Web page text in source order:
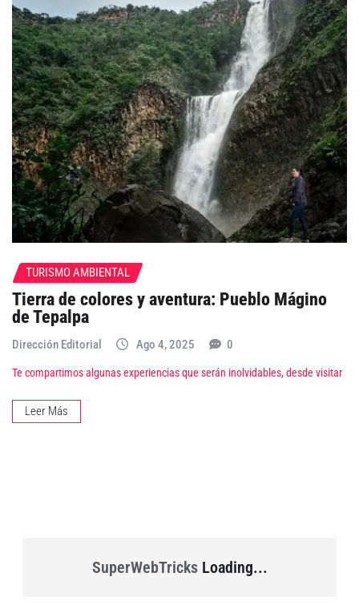
TURISMO AMBIENTAL
Tierra de colores y aventura: Pueblo Mágino
de Tepalpa
Dirección Editorial Ago 4, 2025 0
Te compartimos algunas experiencias que serán inolvidables, desde visitar
Leer Más
SuperWebTricksLoading...